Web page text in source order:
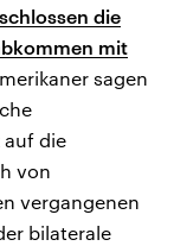
die
mit
sagen
auf die
von
vergangenen
bilaterale